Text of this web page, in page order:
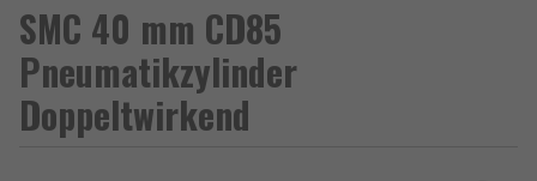
SMC 40 mm CD85
Pneumatikzylinder
Doppeltwirkend